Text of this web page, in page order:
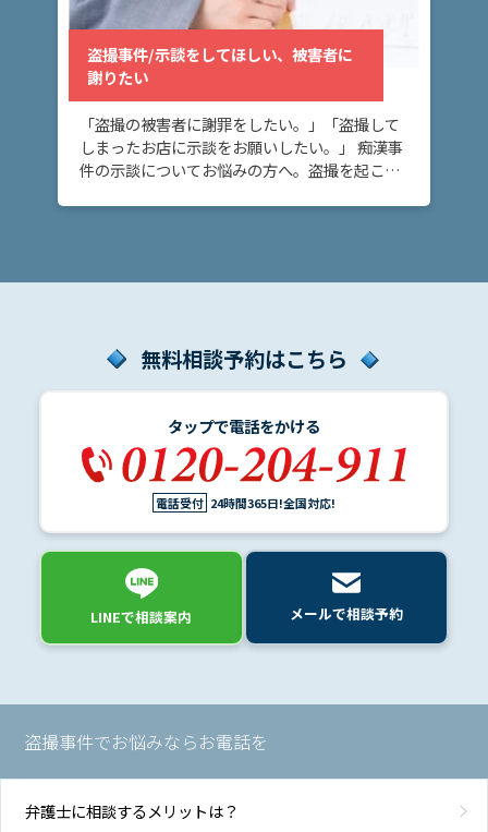
盗撮事件/示談をしてほしい、被害者に
謝りたい
「盗撮の被害者に謝罪をしたい。」「盗撮して
しまったお店に示談をお願いしたい。」 痴漢事
件の示談についてお悩みの方へ。盗撮を起こし
無料相談予約はこちら
タップで電話をかける
電話受付 24時間365日!全国対応!
LINEで相談案内 メールで相談予約
盗撮事件でお悩みならお電話を
弁護士に相談するメリットは？